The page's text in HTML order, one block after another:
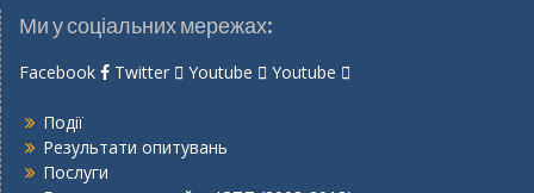
Ми у соціальних мережах:
Facebook Twitter Youtube Youtube
Події
Результати опитувань
Послуги